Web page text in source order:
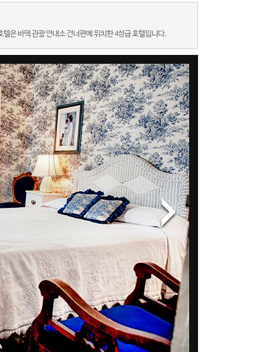
은 바덱 관광 안내소 건너편에 위치한 4성급 호텔입니다.